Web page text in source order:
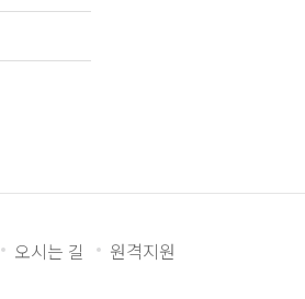
오시는 길 원격지원